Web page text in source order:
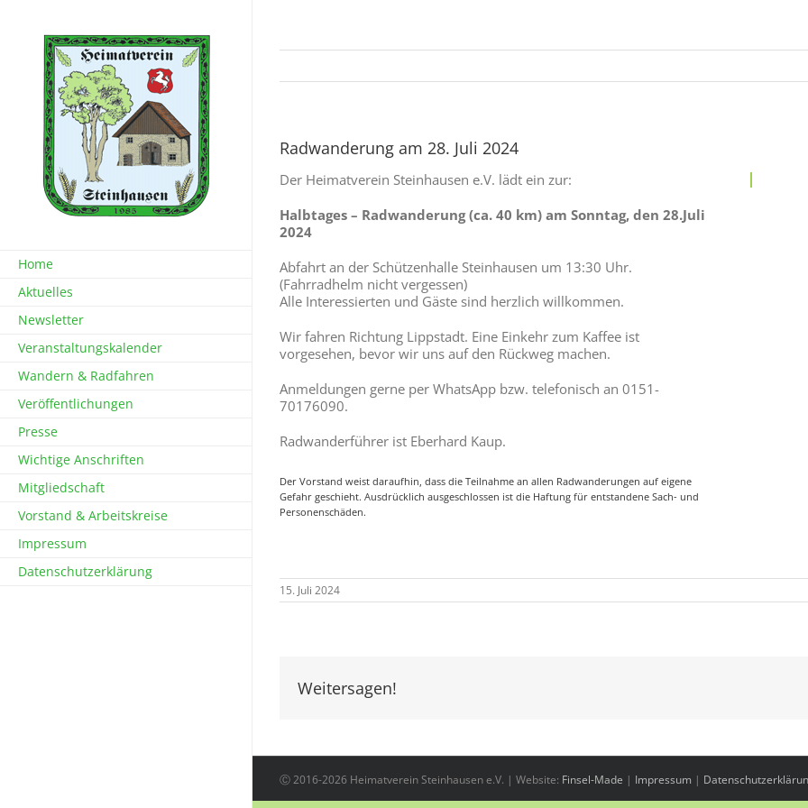
springen
Home
Aktuelles
Newsletter
Veranstaltungskalender
Wandern & Radfahren
Veröffentlichungen
Presse
Wichtige Anschriften
Mitgliedschaft
Vorstand & Arbeitskreise
Impressum
Datenschutzerklärung
Radwanderung am 28. Juli 2024
Der Heimatverein Steinhausen e.V. lädt ein zur:
Halbtages – Radwanderung (ca. 40 km) am Sonntag, den 28.Juli
2024
Abfahrt an der Schützenhalle Steinhausen um 13:30 Uhr.
(Fahrradhelm nicht vergessen)
Alle Interessierten und Gäste sind herzlich willkommen.
Wir fahren Richtung Lippstadt. Eine Einkehr zum Kaffee ist
vorgesehen, bevor wir uns auf den Rückweg machen.
Anmeldungen gerne per WhatsApp bzw. telefonisch an 0151-
70176090.
Radwanderführer ist Eberhard Kaup.
Der Vorstand weist daraufhin, dass die Teilnahme an allen Radwanderungen auf eigene
Gefahr geschieht. Ausdrücklich ausgeschlossen ist die Haftung für entstandene Sach- und
Personenschäden.
15. Juli 2024
Weitersagen!
Ⓒ 2016-2026 Heimatverein Steinhausen e.V. | Website: Finsel-Made | Impressum |